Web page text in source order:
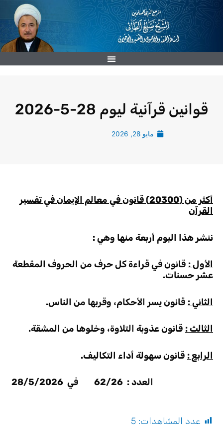
تخطي
قوانين قرآنية ليوم 28-5-2026
مايو 28, 2026
أكثر من(
20300
)قانون في معالم الإيمان في تفسير
القرآن
ننشر هذا اليوم أربعة منها وهي :
الأول : قانون في قراءة كل حرف من الحروف المقطعة
عشر حسنات.
الثاني : قانون يسر الأحكام، وقربها من الناس.
الثالث : قانون عذوبة التلاوة، وخلوها من المشقة.
الرابع : قانون سهولة أداء التكاليف.
العدد : 62/26 في 28/5/2026
عدد المشاهدات: 5